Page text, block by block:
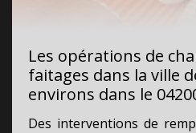
Les opérations de
faitages dans la ville
environs dans le
Des interventions de